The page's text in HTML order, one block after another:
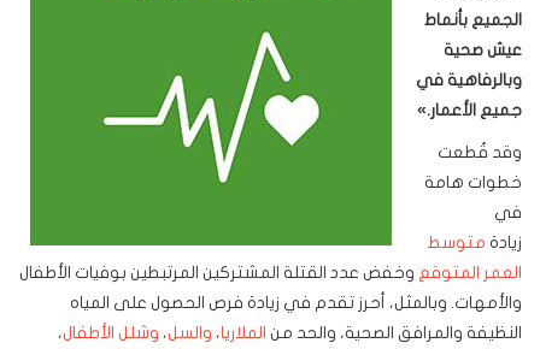
الجميع بأنماط
عيش صحية
وبالرفاهية في
جميع الأعمار.»
وقد قُطعت
خطوات هامة
في
زيادة متوسط
العمر المتوقع وخفض عدد القتلة المشتركين المرتبطين بوفيات الأطفال
والأمهات. وبالمثل، أحرز تقدم في زيادة فرص الحصول على المياه
النظيفة والمرافق الصحية، والحد من الملاريا، والسل، وشلل الأطفال،